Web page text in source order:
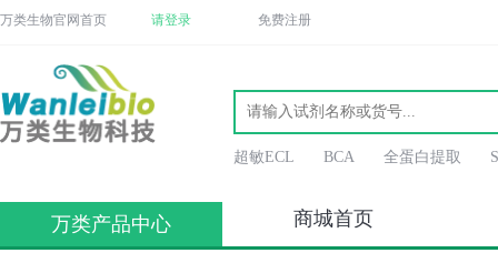
万类生物官网首页 请登录 免费注册
超敏ECL BCA 全蛋白提取
万类产品中心 商城首页